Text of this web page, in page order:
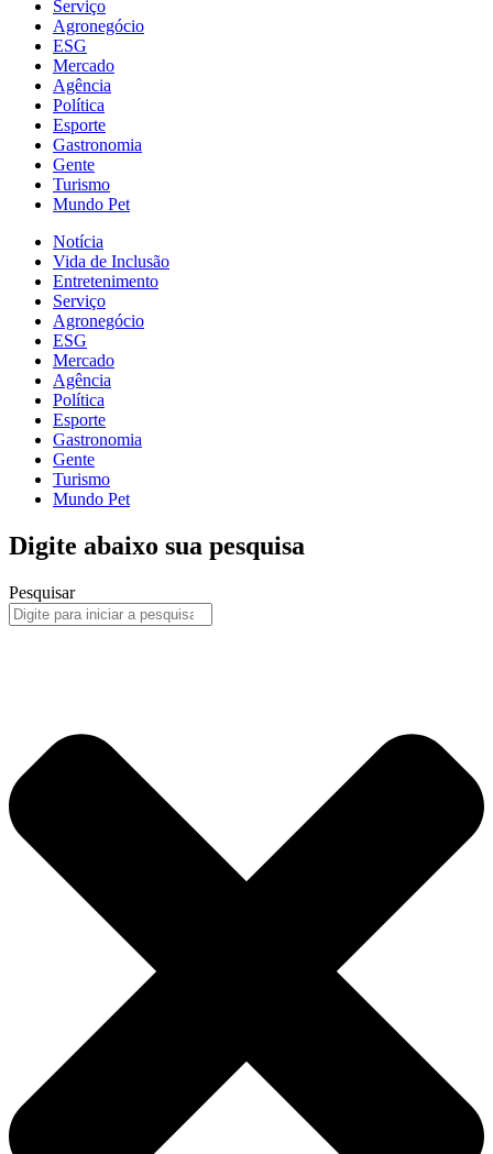
Serviço
Agronegócio
ESG
Mercado
Agência
Política
Esporte
Gastronomia
Gente
Turismo
Mundo Pet
Notícia
Vida de Inclusão
Entretenimento
Serviço
Agronegócio
ESG
Mercado
Agência
Política
Esporte
Gastronomia
Gente
Turismo
Mundo Pet
Digite abaixo sua pesquisa
Pesquisar